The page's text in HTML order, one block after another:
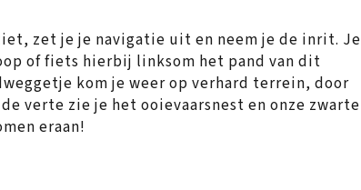
zet je je navigatie uit en neem je de inrit. Je
of fiets hierbij linksom het pand van dit
kom je weer op verhard terrein, door
verte zie je het ooievaarsnest en onze zwarte
eraan!